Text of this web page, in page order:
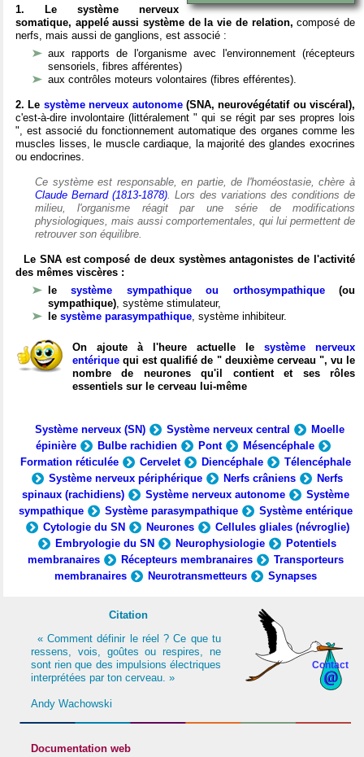
1. Le système nerveux
somatique, appelé aussi système de la vie de relation, composé de
nerfs, mais aussi de ganglions, est associé :
aux rapports de l'organisme avec l'environnement (récepteurs
sensoriels, fibres afférentes)
aux contrôles moteurs volontaires (fibres efférentes).
2. Le système nerveux autonome(SNA, neurovégétatif ou viscéral),
c'est-à-dire involontaire (littéralement " qui se régit par ses propres lois
", est associé du fonctionnement automatique des organes comme les
muscles lisses, le muscle cardiaque, la majorité des glandes exocrines
ou endocrines.
Ce système est responsable, en partie, de l'homéostasie, chère à
Claude Bernard (1813-1878). Lors des variations des conditions de
milieu, l'organisme réagit par une série de modifications
physiologiques, mais aussi comportementales, qui lui permettent de
retrouver son équilibre.
Le SNA est composé de deux systèmes antagonistes de l'activité
des mêmes viscères :
lesystème sympathique ou orthosympathique(ou
sympathique), système stimulateur,
le système parasympathique, système inhibiteur.
On ajoute à l'heure actuelle le système nerveux
entérique qui est qualifié de " deuxième cerveau ", vu le
nombre de neurones qu'il contient et ses rôles
essentiels sur le cerveau lui-même
Système nerveux (SN) Système nerveux central
Moelle
épinière
Bulbe rachidien Pont
Mésencéphale
Formation réticulée
Cervelet Diencéphale
Télencéphale
Système nerveux périphérique
Nerfs crâniens
Nerfs
spinaux (rachidiens)
Système nerveux autonome
Système
sympathique
Système parasympathique
Système entérique
Cytologie du SN
Neurones
Cellules gliales (névroglie)
Embryologie du SN
Neurophysiologie
Potentiels
membranaires
Récepteurs membranaires
Transporteurs
membranaires
Neurotransmetteurs Synapses
Contact
Citation
« Comment définir le réel ? Ce que tu
ressens, vois, goûtes ou respires, ne
sont rien que des impulsions électriques
interprétées par ton cerveau. »
Andy Wachowski
Documentation web